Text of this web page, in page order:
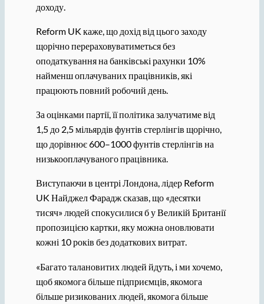
доходу.
Reform UK каже, що дохід від цього заходу
щорічно перераховуватиметься без
оподаткування на банківські рахунки 10%
найменш оплачуваних працівників, які
працюють повний робочий день.
За оцінками партії, її політика залучатиме від
1,5 до 2,5 мільярдів фунтів стерлінгів щорічно,
що дорівнює 600–1000 фунтів стерлінгів на
низькооплачуваного працівника.
Виступаючи в центрі Лондона, лідер Reform
UK Найджел Фарадж сказав, що «десятки
тисяч» людей спокусилися б у Великій Британії
пропозицією картки, яку можна оновлювати
кожні 10 років без додаткових витрат.
«Багато талановитих людей йдуть, і ми хочемо,
щоб якомога більше підприємців, якомога
більше ризикованих людей, якомога більше